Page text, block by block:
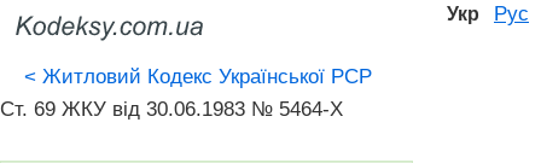
Укр Рус
< Житловий Кодекс Української РСР
Ст. 69 ЖКУ від 30.06.1983 № 5464-X